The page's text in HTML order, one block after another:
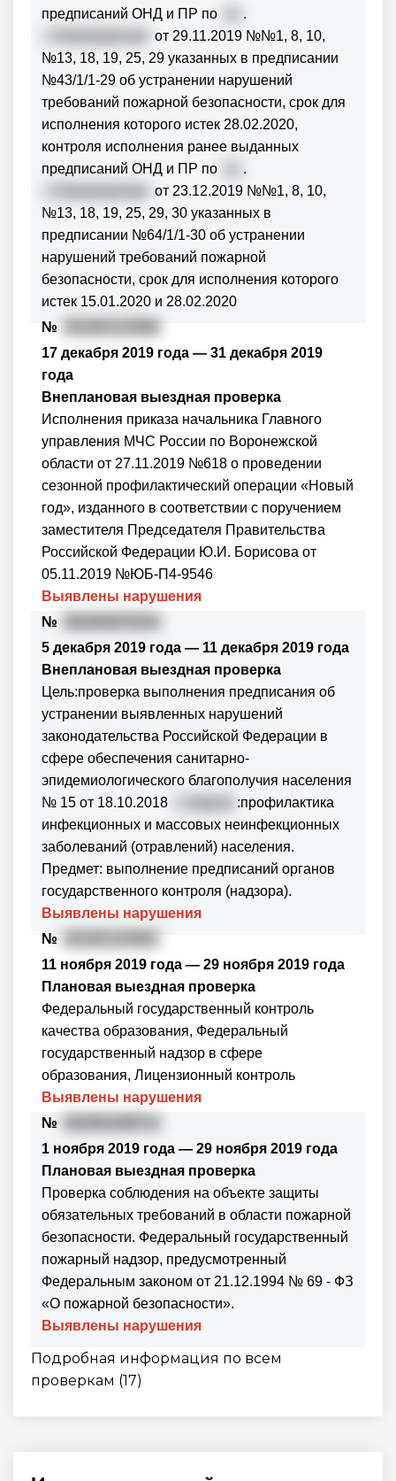
предписаний ОНД и ПР по
.
от 29.11.2019 №№1, 8, 10,
№13, 18, 19, 25, 29 указанных в предписании
№43/1/1-29 об устранении нарушений
требований пожарной безопасности, срок для
исполнения которого истек 28.02.2020,
контроля исполнения ранее выданных
предписаний ОНД и ПР по
.
от 23.12.2019 №№1, 8, 10,
№13, 18, 19, 25, 29, 30 указанных в
предписании №64/1/1-30 об устранении
нарушений требований пожарной
безопасности, срок для исполнения которого
истек 15.01.2020 и 28.02.2020
№
17 декабря 2019 года — 31 декабря 2019
года
Внеплановая выездная проверка
Исполнения приказа начальника Главного
управления МЧС России по Воронежской
области от 27.11.2019 №618 о проведении
сезонной профилактический операции «Новый
год», изданного в соответствии с поручением
заместителя Председателя Правительства
Российской Федерации Ю.И. Борисова от
05.11.2019 №ЮБ-П4-9546
Выявлены нарушения
№
5 декабря 2019 года — 11 декабря 2019 года
Внеплановая выездная проверка
Цель:проверка выполнения предписания об
устранении выявленных нарушений
законодательства Российской Федерации в
сфере обеспечения санитарно-
эпидемиологического благополучия населения
№ 15 от 18.10.2018
:профилактика
инфекционных и массовых неинфекционных
заболеваний (отравлений) населения.
Предмет: выполнение предписаний органов
государственного контроля (надзора).
Выявлены нарушения
№
11 ноября 2019 года — 29 ноября 2019 года
Плановая выездная проверка
Федеральный государственный контроль
качества образования, Федеральный
государственный надзор в сфере
образования, Лицензионный контроль
Выявлены нарушения
№
1 ноября 2019 года — 29 ноября 2019 года
Плановая выездная проверка
Проверка соблюдения на объекте защиты
обязательных требований в области пожарной
безопасности. Федеральный государственный
пожарный надзор, предусмотренный
Федеральным законом от 21.12.1994 № 69 - ФЗ
«О пожарной безопасности».
Выявлены нарушения
Подробная информация по всем
проверкам (17)